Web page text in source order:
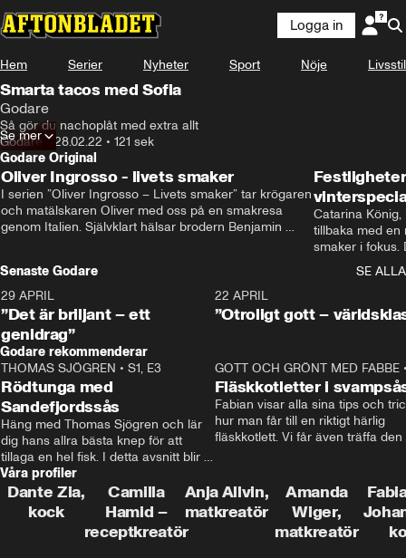
Logga in
Hem Serier Nyheter Sport Nöje Livsstil
Smarta tacos med Sofia
Godare
Så gör du nachoplåt med extra allt
Godare • 28.02.22 • 121 sek
Se mer
Godare Original
Oliver Ingrosso - livets smaker
I serien ”Oliver Ingrosso – Livets smaker” tar krögaren
och matälskaren Oliver med oss på en smakresa
genom Italien. Självklart hälsar brodern Benjamin
Catarina
tillbaka med en
smaker i fokus.
julfavoriter
Senaste Godare
SE ALLA
29 APRIL
”Det är briljant – ett
genidrag”
22 APRIL
”Otroligt gott –
Godare rekommenderar
THOMAS SJÖGREN • S1, E3
Rödtunga med
Sandefjordssås
Häng med Thomas Sjögren och lär
dig hans allra bästa knep för att
tillaga en hel fisk. I detta avsnitt blir
de helstekt rödtunga med
sandefjordssås och en magisk sallad
på pepparrot och äpple.
GOTT OCH GRÖNT MED FABBE
Fläskkotletter i
Fabian visar alla sina tips och
hur man får till en riktigt härlig
fläskkotlett. Vi får även träffa den
grisbonde på Gotland.
Våra profiler
Dante Zia,
kock
Camilla
Hamid –
receptkreatör
Anja Allvin,
matkreatör
Amanda
Wiger,
matkreatör